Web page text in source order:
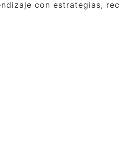
con estrategias,